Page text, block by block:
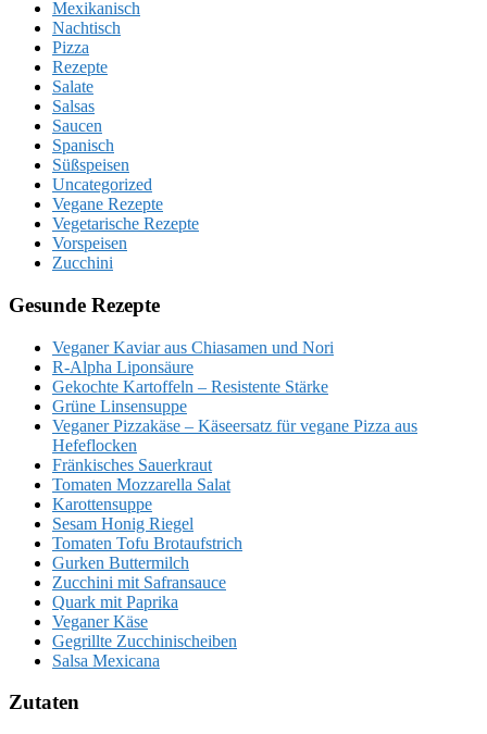
Mexikanisch
Nachtisch
Pizza
Rezepte
Salate
Salsas
Saucen
Spanisch
Süßspeisen
Uncategorized
Vegane Rezepte
Vegetarische Rezepte
Vorspeisen
Zucchini
Gesunde Rezepte
Veganer Kaviar aus Chiasamen und Nori
R-Alpha Liponsäure
Gekochte Kartoffeln – Resistente Stärke
Grüne Linsensuppe
Veganer Pizzakäse – Käseersatz für vegane Pizza aus
Hefeflocken
Fränkisches Sauerkraut
Tomaten Mozzarella Salat
Karottensuppe
Sesam Honig Riegel
Tomaten Tofu Brotaufstrich
Gurken Buttermilch
Zucchini mit Safransauce
Quark mit Paprika
Veganer Käse
Gegrillte Zucchinischeiben
Salsa Mexicana
Zutaten